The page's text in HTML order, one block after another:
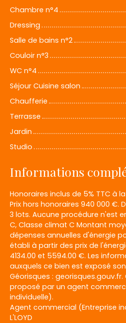
Chambre n°4
Dressing
Salle de bains n°2
Couloir n°3
WC n°4
Séjour Cuisine salon
Chaufferie
Terrasse
Jardin
Studio
Informations
Honoraires inclus de 5% TTC à
Prix hors honoraires 940 000 €.
3 lots. Aucune procédure n'est
C, Classe climat C Montant
dépenses annuelles d'énergie
établi à partir des prix de
4134.00 et 5594.00 €. Les
auxquels ce bien est exposé
Géorisques :
proposé par un agent
individuelle).
Agent commercial (Entreprise
L'LOYD